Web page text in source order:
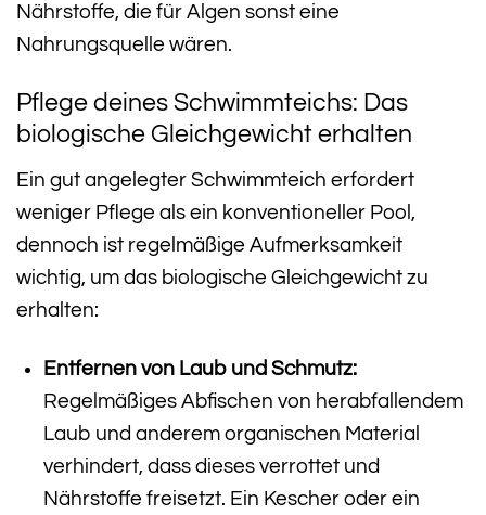
Nährstoffe, die für Algen sonst eine
Nahrungsquelle wären.
Pflege deines Schwimmteichs: Das
biologische Gleichgewicht erhalten
Ein gut angelegter Schwimmteich erfordert
weniger Pflege als ein konventioneller Pool,
dennoch ist regelmäßige Aufmerksamkeit
wichtig, um das biologische Gleichgewicht zu
erhalten:
Entfernen von Laub und Schmutz:
Regelmäßiges Abfischen von herabfallendem
Laub und anderem organischen Material
verhindert, dass dieses verrottet und
Nährstoffe freisetzt. Ein Kescher oder ein